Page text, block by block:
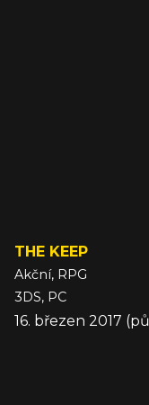
THE KEEP
Akční, RPG
3DS, PC
16. březen 2017